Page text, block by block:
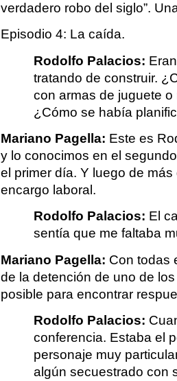
verdadero robo del siglo”.
Episodio 4: La caída.
Rodolfo Palacios:
tratando de construir.
con armas de juguete
¿Cómo se había
Mariano Pagella: Este es
y lo conocimos en el
el primer día. Y luego de
encargo laboral.
Rodolfo Palacios: El
sentía que me faltaba
Mariano Pagella: Con todas
de la detención de uno de
posible para encontrar
Rodolfo Palacios:
conferencia. Estaba el
personaje muy
algún secuestrado con